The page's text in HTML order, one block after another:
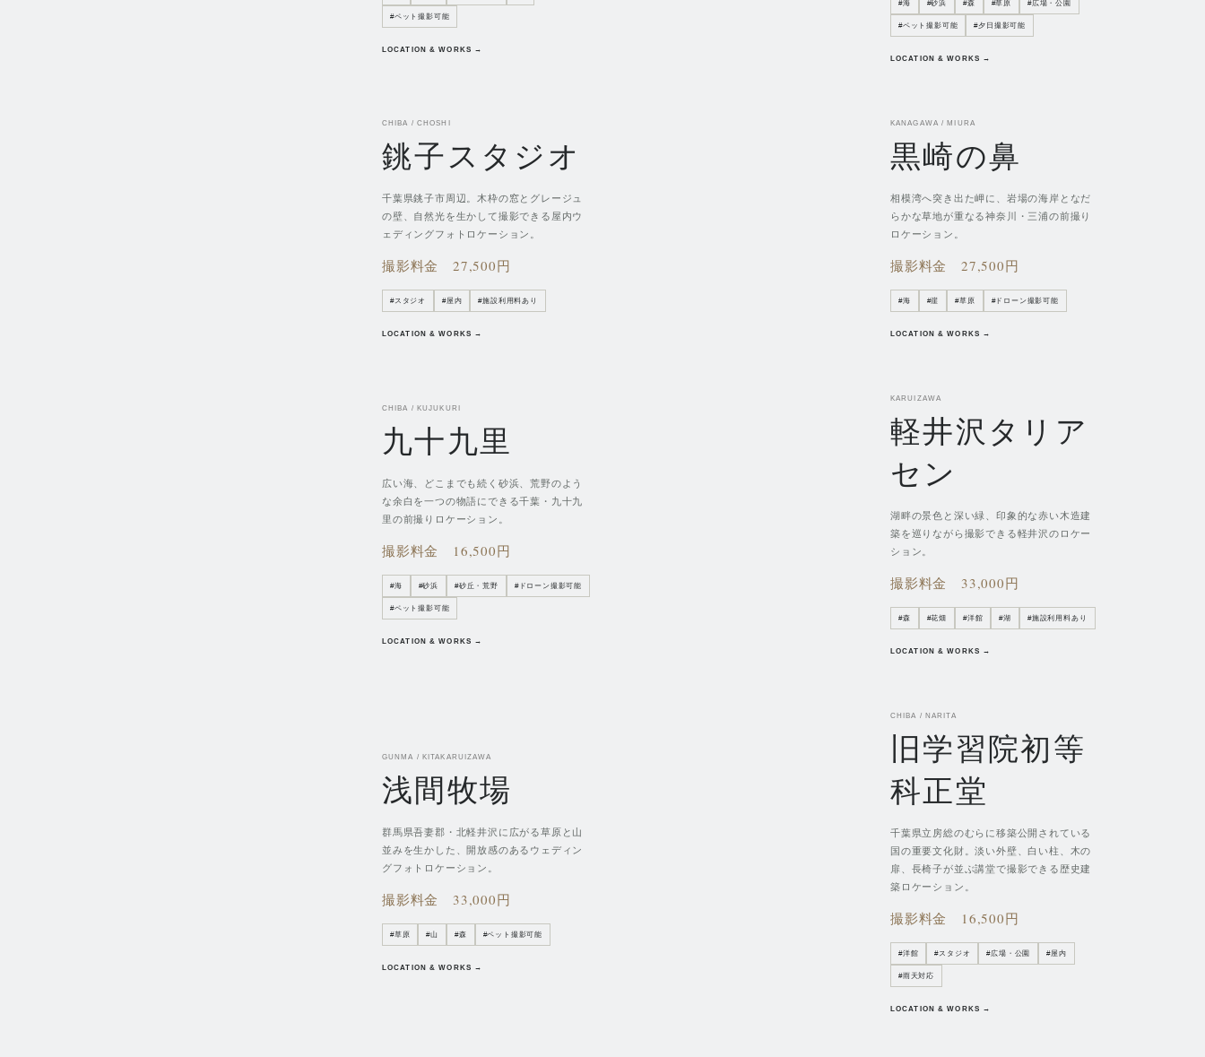
#ペット撮影可能
LOCATION & WORKS →
#海 #砂浜 #森 #草原 #広場・公園
#ペット撮影可能 #夕日撮影可能
LOCATION & WORKS →
CHIBA / CHOSHI
銚子スタジオ
千葉県銚子市周辺。木枠の窓とグレージュ
の壁、自然光を生かして撮影できる屋内ウ
ェディングフォトロケーション。
撮影料金 27,500円
#スタジオ #屋内 #施設利用料あり
LOCATION & WORKS →
KANAGAWA / MIURA
黒崎の鼻
相模湾へ突き出た岬に、岩場の海岸となだ
らかな草地が重なる神奈川・三浦の前撮り
ロケーション。
撮影料金 27,500円
#海 #崖 #草原 #ドローン撮影可能
LOCATION & WORKS →
CHIBA / KUJUKURI
九十九里
広い海、どこまでも続く砂浜、荒野のよう
な余白を一つの物語にできる千葉・九十九
里の前撮りロケーション。
撮影料金 16,500円
#海 #砂浜 #砂丘・荒野 #ドローン撮影可能
#ペット撮影可能
LOCATION & WORKS →
KARUIZAWA
軽井沢タリア
セン
湖畔の景色と深い緑、印象的な赤い木造建
築を巡りながら撮影できる軽井沢のロケー
ション。
撮影料金 33,000円
#森 #花畑 #洋館 #湖 #施設利用料あり
LOCATION & WORKS →
GUNMA / KITAKARUIZAWA
浅間牧場
群馬県吾妻郡・北軽井沢に広がる草原と山
並みを生かした、開放感のあるウェディン
グフォトロケーション。
撮影料金 33,000円
#草原 #山 #森 #ペット撮影可能
LOCATION & WORKS →
CHIBA / NARITA
旧学習院初等
科正堂
千葉県立房総のむらに移築公開されている
国の重要文化財。淡い外壁、白い柱、木の
扉、長椅子が並ぶ講堂で撮影できる歴史建
築ロケーション。
撮影料金 16,500円
#洋館 #スタジオ # 広場・公園 #屋内
#雨天対応
LOCATION & WORKS →